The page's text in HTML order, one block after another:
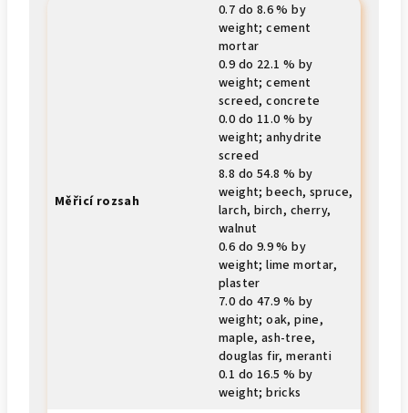
Měřicí rozsah
0.7 do 8.6 % by
weight; cement
mortar
0.9 do 22.1 % by
weight; cement
screed, concrete
0.0 do 11.0 % by
weight; anhydrite
screed
8.8 do 54.8 % by
weight; beech, spruce,
larch, birch, cherry,
walnut
0.6 do 9.9 % by
weight; lime mortar,
plaster
7.0 do 47.9 % by
weight; oak, pine,
maple, ash-tree,
douglas fir, meranti
0.1 do 16.5 % by
weight; bricks